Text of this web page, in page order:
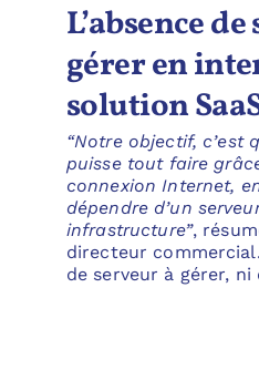
L’absence
gérer en
solution
“Notre objectif, c’est
puisse tout faire
connexion Internet,
dépendre d’un
infrastructure”,
directeur
de serveur à gérer, ni